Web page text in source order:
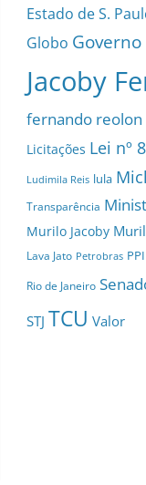
Estado de S.
Globo
Jacoby
fernando reolon
Licitações Lei nº
Ludimila Reis lula
Transparência
Murilo Jacoby
Lava Jato Petrobras PPI
Rio de Janeiro
STJ TCU Valor